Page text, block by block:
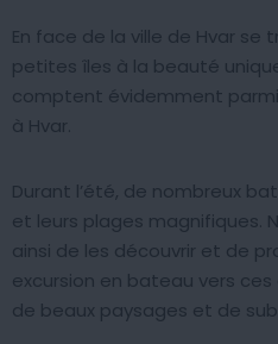
En face de la ville de Hvar se
petites îles à la beauté unique
comptent évidemment
à Hvar.
Durant l’été, de nombreux
et leurs plages magnifiques.
ainsi de les découvrir et de
excursion en bateau vers
de beaux paysages et de